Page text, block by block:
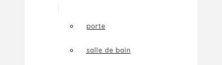
porte
salle de bain